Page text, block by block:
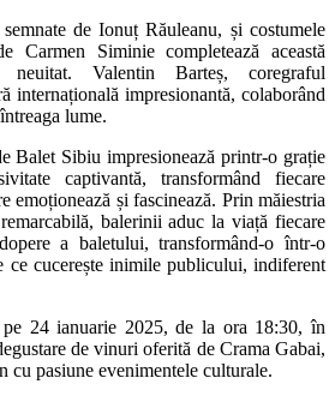
de Ionuț Răuleanu, și costumele
Carmen Siminie completează această
Valentin Barteș, coregraful
internațională impresionantă, colaborând
lume.
Balet Sibiu impresionează printr-o grație
captivantă, transformând fiecare
emoționează și fascinează. Prin măiestria
balerinii aduc la viață fiecare
a baletului, transformând-o într-o
ce cucerește inimile publicului, indiferent
pe 24 ianuarie 2025, de la ora 18:30, în
de vinuri oferită de Crama Gabai,
cu pasiune evenimentele culturale.